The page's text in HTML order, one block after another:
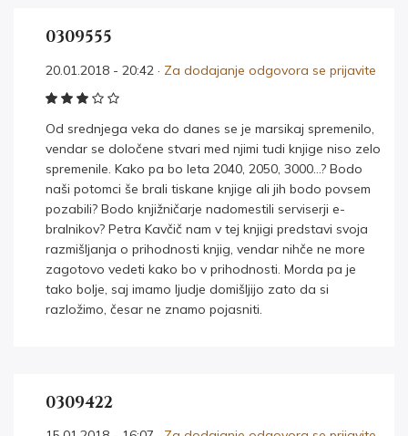
0309555
20.01.2018 - 20:42 · Za dodajanje odgovora se prijavite
Od srednjega veka do danes se je marsikaj spremenilo,
vendar se določene stvari med njimi tudi knjige niso zelo
spremenile. Kako pa bo leta 2040, 2050, 3000…? Bodo
naši potomci še brali tiskane knjige ali jih bodo povsem
pozabili? Bodo knjižničarje nadomestili serviserji e-
bralnikov? Petra Kavčič nam v tej knjigi predstavi svoja
razmišljanja o prihodnosti knjig, vendar nihče ne more
zagotovo vedeti kako bo v prihodnosti. Morda pa je
tako bolje, saj imamo ljudje domišljijo zato da si
razložimo, česar ne znamo pojasniti.
0309422